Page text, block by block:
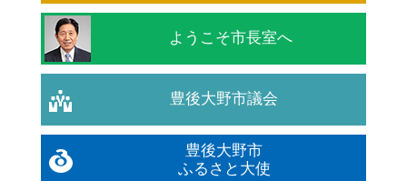
ようこそ市長室へ
豊後大野市議会
豊後大野市
ふるさと大使